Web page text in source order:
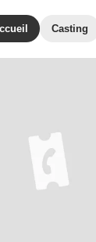
Casting